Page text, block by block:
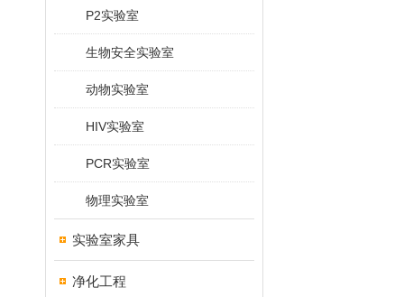
P2实验室
生物安全实验室
动物实验室
HIV实验室
PCR实验室
物理实验室
实验室家具
净化工程